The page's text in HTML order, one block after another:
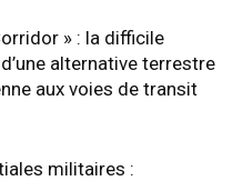
» : la difficile
alternative terrestre
aux voies de transit
militaires :